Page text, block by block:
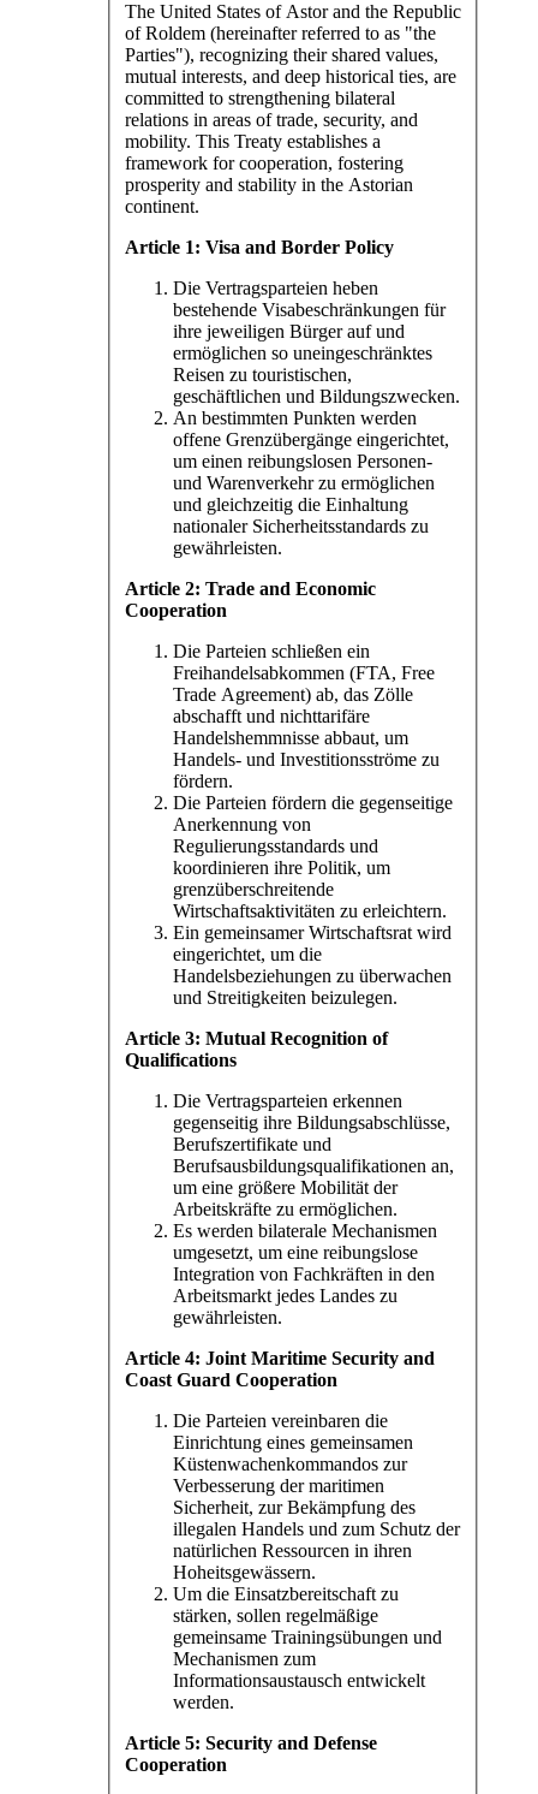
The United States of Astor and the Republic
of Roldem (hereinafter referred to as "the
Parties"), recognizing their shared values,
mutual interests, and deep historical ties, are
committed to strengthening bilateral
relations in areas of trade, security, and
mobility. This Treaty establishes a
framework for cooperation, fostering
prosperity and stability in the Astorian
continent.
Article 1: Visa and Border Policy
Die Vertragsparteien heben
bestehende Visabeschränkungen für
ihre jeweiligen Bürger auf und
ermöglichen so uneingeschränktes
Reisen zu touristischen,
geschäftlichen und Bildungszwecken.
An bestimmten Punkten werden
offene Grenzübergänge eingerichtet,
um einen reibungslosen Personen-
und Warenverkehr zu ermöglichen
und gleichzeitig die Einhaltung
nationaler Sicherheitsstandards zu
gewährleisten.
Article 2: Trade and Economic
Cooperation
Die Parteien schließen ein
Freihandelsabkommen (FTA, Free
Trade Agreement) ab, das Zölle
abschafft und nichttarifäre
Handelshemmnisse abbaut, um
Handels- und Investitionsströme zu
fördern.
Die Parteien fördern die gegenseitige
Anerkennung von
Regulierungsstandards und
koordinieren ihre Politik, um
grenzüberschreitende
Wirtschaftsaktivitäten zu erleichtern.
Ein gemeinsamer Wirtschaftsrat wird
eingerichtet, um die
Handelsbeziehungen zu überwachen
und Streitigkeiten beizulegen.
Article 3: Mutual Recognition of
Qualifications
Die Vertragsparteien erkennen
gegenseitig ihre Bildungsabschlüsse,
Berufszertifikate und
Berufsausbildungsqualifikationen an,
um eine größere Mobilität der
Arbeitskräfte zu ermöglichen.
Es werden bilaterale Mechanismen
umgesetzt, um eine reibungslose
Integration von Fachkräften in den
Arbeitsmarkt jedes Landes zu
gewährleisten.
Article 4: Joint Maritime Security and
Coast Guard Cooperation
Die Parteien vereinbaren die
Einrichtung eines gemeinsamen
Küstenwachenkommandos zur
Verbesserung der maritimen
Sicherheit, zur Bekämpfung des
illegalen Handels und zum Schutz der
natürlichen Ressourcen in ihren
Hoheitsgewässern.
Um die Einsatzbereitschaft zu
stärken, sollen regelmäßige
gemeinsame Trainingsübungen und
Mechanismen zum
Informationsaustausch entwickelt
werden.
Article 5: Security and Defense
Cooperation